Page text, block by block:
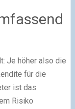
Je höher also die
für die
ist das
Risiko